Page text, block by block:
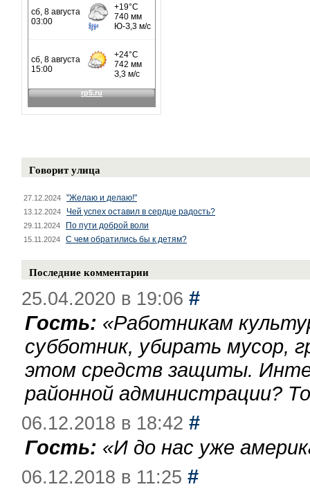
Говорит улица
27.12.2024 "Желаю и делаю!"
13.12.2024 Чей успех оставил в сердце радость?
29.11.2024 По пути доброй воли
15.11.2024 С чем обратились бы к детям?
Последние комментарии
25.04.2020 в 19:06 #
Гость: «Работникам
субботник, убирать мусор,
этом средств защиты.
районной администрации?
06.12.2018 в 18:42 #
Гость: «И до нас уже
06.12.2018 в 11:25 #